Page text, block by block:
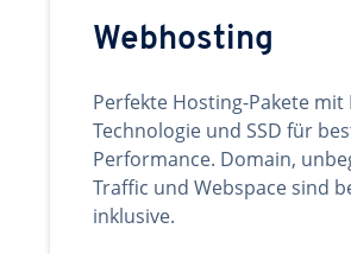
Webhosting
Perfekte Hosting-Pakete mit
Technologie und SSD für
Performance. Domain,
Traffic und Webspace sind
inklusive.